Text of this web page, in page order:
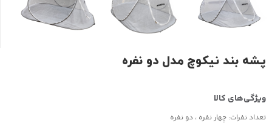
پشه بند نیکوچ مدل دو نفره
تعداد نفرات: چهار نفره ، دو نفره